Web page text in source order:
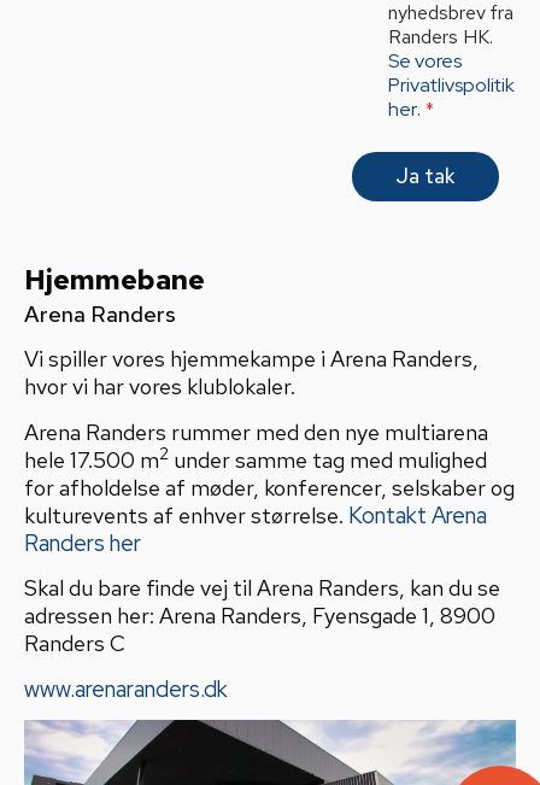
e
n
nyhedsbrev fra
Randers HK.
Se vores
Privatlivspolitik
her. *
Ja tak
Hjemmebane
Arena Randers
Vi spiller vores hjemmekampe i Arena Randers,
hvor vi har vores klublokaler.
Arena Randers rummer med den nye multiarena
hele 17.500 m2 under samme tag med mulighed
for afholdelse af møder, konferencer, selskaber og
kulturevents af enhver størrelse. Kontakt Arena
Randers her
Skal du bare finde vej til Arena Randers, kan du se
adressen her: Arena Randers, Fyensgade 1, 8900
Randers C
www.arenaranders.dk